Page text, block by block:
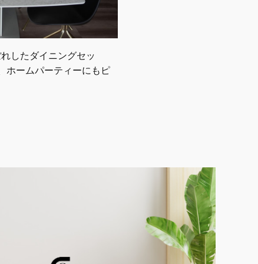
したダイニングセッ
ホームパーティーにもピ